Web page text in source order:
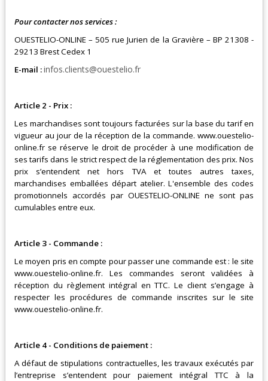
Pour contacter nos services :
OUESTELIO-ONLINE – 505 rue Jurien de la Gravière – BP 21308 -
29213 Brest Cedex 1
E-mail :infos.clients@ouestelio.fr
Article 2 - Prix :
Les marchandises sont toujours facturées sur la base du tarif en
vigueur au jour de la réception de la commande. www.ouestelio-
online.fr se réserve le droit de procéder à une modification de
ses tarifs dans le strict respect de la réglementation des prix. Nos
prix s’entendent net hors TVA et toutes autres taxes,
marchandises emballées départ atelier. L'ensemble des codes
promotionnels accordés par OUESTELIO-ONLINE ne sont pas
cumulables entre eux.
Article 3 - Commande :
Le moyen pris en compte pour passer une commande est : le site
www.ouestelio-online.fr. Les commandes seront validées à
réception du règlement intégral en TTC. Le client s’engage à
respecter les procédures de commande inscrites sur le site
www.ouestelio-online.fr.
Article 4 - Conditions de paiement :
A défaut de stipulations contractuelles, les travaux exécutés par
l’entreprise s’entendent pour paiement intégral TTC à la